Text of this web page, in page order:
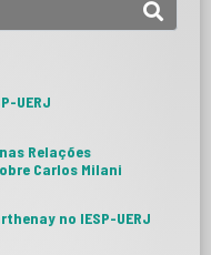
UERJ
Relações
Carlos Milani
no IESP-UERJ